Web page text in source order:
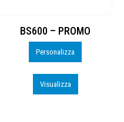
Personalizza
Visualizza